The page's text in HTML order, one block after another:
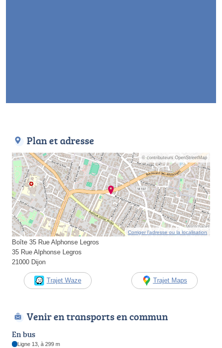
Plan et adresse
© contributeurs OpenStreetMap
Corriger l’adresse ou la localisation
Boîte 35 Rue Alphonse Legros
35 Rue Alphonse Legros
21000 Dijon
Trajet Waze Trajet Maps
Venir en transports en commun
En bus
Ligne 13, à 299 m